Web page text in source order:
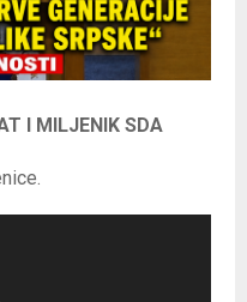
I MILJENIK SDA